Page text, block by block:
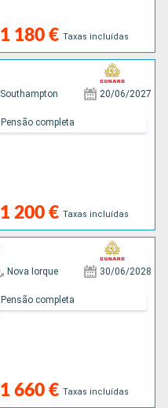
1 180 € Taxas incluídas
Southampton 20/06/2027
1 200 € Taxas incluídas
Pensão completa
Nova Iorque 30/06/2028
1 660 € Taxas incluídas
Pensão completa